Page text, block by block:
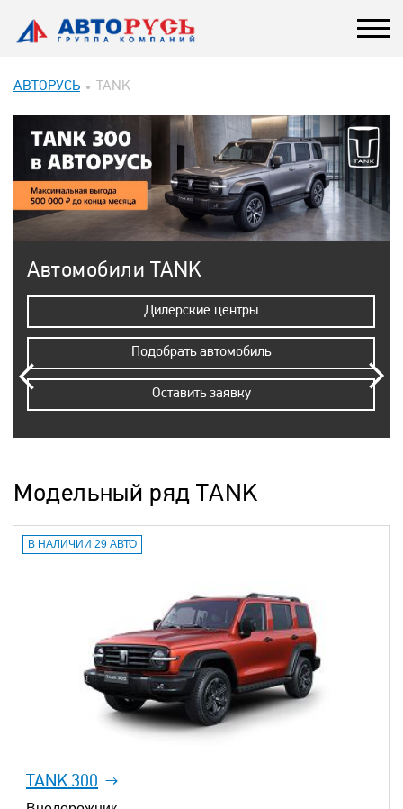
АВТОРУСЬ TANK
Автомобили TANK
Дилерские центры
Подобрать автомобиль
Оставить заявку
Модельный ряд TANK
TANK 300
В НАЛИЧИИ 29 АВТО